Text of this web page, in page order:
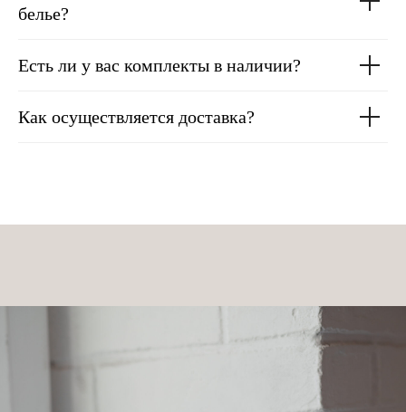
белье?
Есть ли у вас комплекты в наличии?
Как осуществляется доставка?